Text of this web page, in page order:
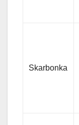
Skarbonka